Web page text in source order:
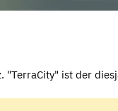
"TerraCity" ist der